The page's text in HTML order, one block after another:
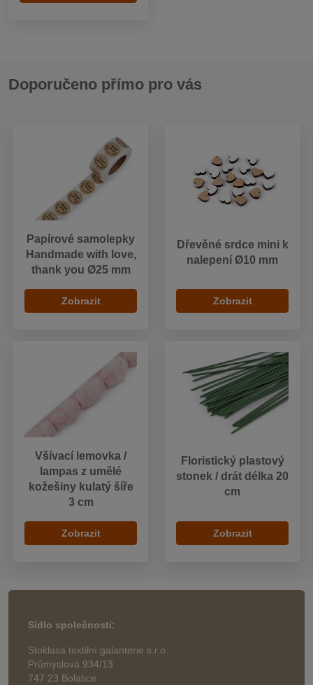
Doporučeno přímo pro vás
Papírové samolepky
Handmade with love,
thank you Ø25 mm
Zobrazit
Dřevěné srdce mini k
nalepení Ø10 mm
Zobrazit
Všívací lemovka /
lampas z umělé
kožešiny kulatý šíře
3 cm
Zobrazit
Floristický plastový
stonek / drát délka 20
cm
Zobrazit
Sídlo společnosti:
Stoklasa textilní galanterie s.r.o.
Průmyslová 934/13
747 23 Bolatice